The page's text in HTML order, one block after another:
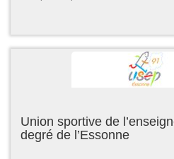
Union sportive de
degré de l’Essonne